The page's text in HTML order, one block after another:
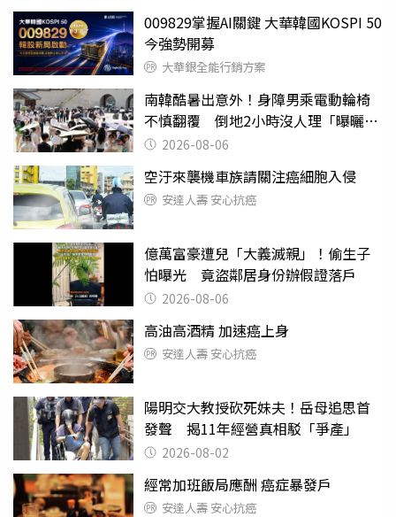
009829掌握AI關鍵 大華韓國KOSPI 50
今強勢開募
大華銀全能行銷方案
南韓酷暑出意外！身障男乘電動輪椅
不慎翻覆 倒地2小時沒人理「曝曬
亡」2026-08-06
空汙來襲機車族請關注癌細胞入侵
安達人壽 安心抗癌
億萬富豪遭兒「大義滅親」！偷生子
怕曝光 竟盜鄰居身份辦假證落戶
2026-08-06
高油高酒精 加速癌上身
安達人壽 安心抗癌
陽明交大教授砍死妹夫！岳母追思首
發聲 揭11年經營真相駁「爭產」
2026-08-02
經常加班飯局應酬 癌症暴發戶
安達人壽 安心抗癌